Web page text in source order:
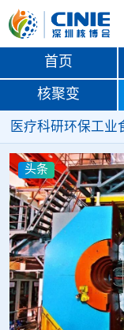
首页
核聚变
医疗科研环保工业
头条
Thor Medical从